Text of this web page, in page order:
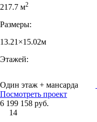
217.7 м2
Размеры:
13.21×15.02м
Этажей:
Один этаж + мансарда
Посмотреть проект
6 199 158 руб.
14